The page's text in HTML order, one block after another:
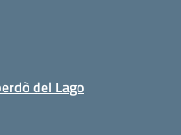
del Lago